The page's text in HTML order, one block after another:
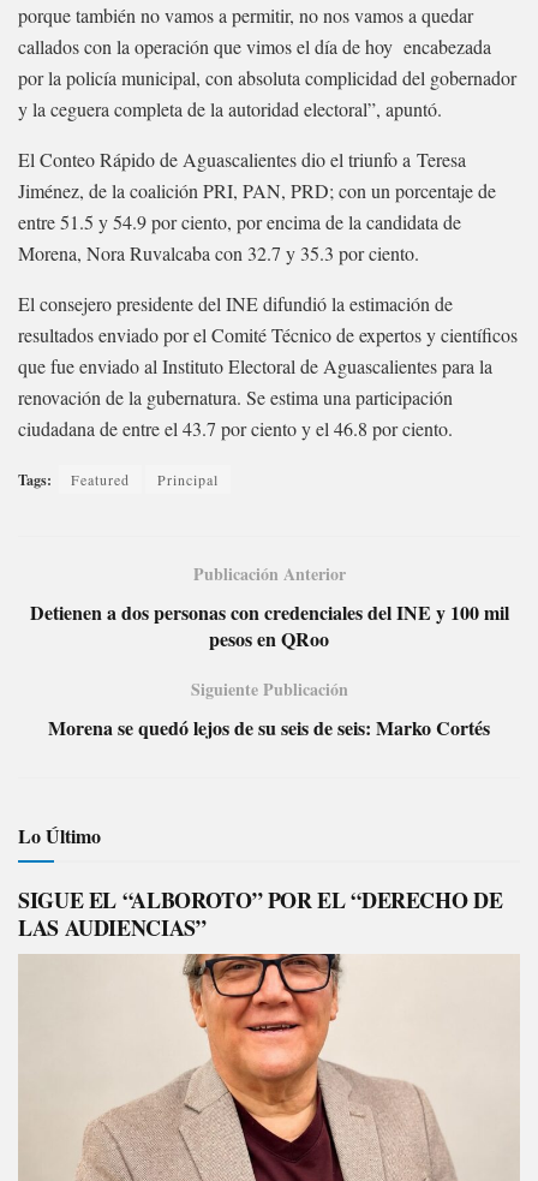
porque también no vamos a permitir, no nos vamos a quedar
callados con la operación que vimos el día de hoy encabezada
por la policía municipal, con absoluta complicidad del gobernador
y la ceguera completa de la autoridad electoral”, apuntó.
El Conteo Rápido de Aguascalientes dio el triunfo a Teresa
Jiménez, de la coalición PRI, PAN, PRD; con un porcentaje de
entre 51.5 y 54.9 por ciento, por encima de la candidata de
Morena, Nora Ruvalcaba con 32.7 y 35.3 por ciento.
El consejero presidente del INE difundió la estimación de
resultados enviado por el Comité Técnico de expertos y científicos
que fue enviado al Instituto Electoral de Aguascalientes para la
renovación de la gubernatura. Se estima una participación
ciudadana de entre el 43.7 por ciento y el 46.8 por ciento.
Tags: Featured Principal
Publicación Anterior
Detienen a dos personas con credenciales del INE y 100 mil
pesos en QRoo
Siguiente Publicación
Morena se quedó lejos de su seis de seis: Marko Cortés
Lo Último
SIGUE EL “ALBOROTO” POR EL “DERECHO DE
LAS AUDIENCIAS”